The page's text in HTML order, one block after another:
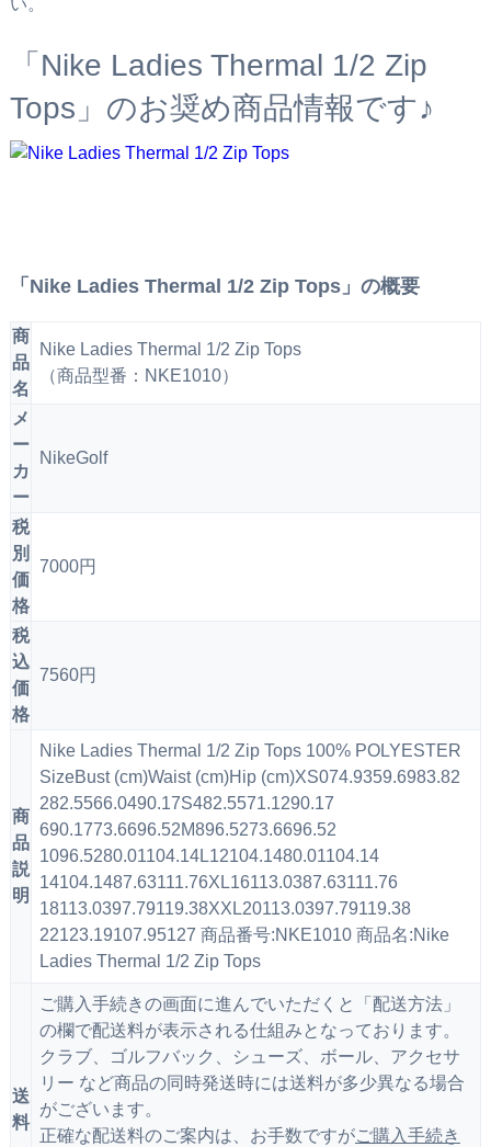
「Nike Ladies Thermal 1/2 Zip
Tops」のお奨め商品情報です♪
「Nike Ladies Thermal 1/2 Zip Tops」の概要
商
品
名
Nike Ladies Thermal 1/2 Zip Tops
（商品型番：NKE1010）
メ
ー
カ
ー
NikeGolf
税
別
価
格
7000円
税
込
価
格
7560円
商
品
説
明
Nike Ladies Thermal 1/2 Zip Tops 100% POLYESTER
SizeBust (cm)Waist (cm)Hip (cm)XS074.9359.6983.82
282.5566.0490.17S482.5571.1290.17
690.1773.6696.52M896.5273.6696.52
1096.5280.01104.14L12104.1480.01104.14
14104.1487.63111.76XL16113.0387.63111.76
18113.0397.79119.38XXL20113.0397.79119.38
22123.19107.95127 商品番号:NKE1010 商品名:Nike
Ladies Thermal 1/2 Zip Tops
送
料
ご購入手続きの画面に進んでいただくと「配送方法」
の欄で配送料が表示される仕組みとなっております。
クラブ、ゴルフバック、シューズ、ボール、アクセサ
リー など商品の同時発送時には送料が多少異なる場合
がございます。
正確な配送料のご案内は、お手数ですがご購入手続き